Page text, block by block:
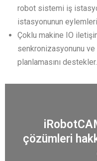
robot sistemi iş
istasyonunun
Çoklu makine IO
senkronizasyonunu ve
planlamasını destekler.
çözümleri